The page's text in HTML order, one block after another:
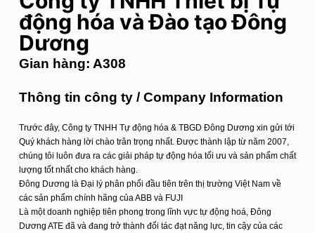
n
g
động hóa và Đào tạo Đông
Dương
Gian hàng: A308
Thông tin công ty / Company Information
Trước đây, Công ty TNHH Tự động hóa & TBGD Đông Dương xin gửi tới
Quý khách hàng lời chào trân trọng nhất. Được thành lập từ năm 2007,
chúng tôi luôn đưa ra các giải pháp tự động hóa tối ưu và sản phẩm chất
lượng tốt nhất cho khách hàng.
Đông Dương là Đại lý phân phối đầu tiên trên thị trường Việt Nam về
các sản phẩm chính hãng của ABB và FUJI
Là một doanh nghiệp tiên phong trong lĩnh vực tự động hoá, Đông
Dương ATE đã và đang trở thành đối tác đạt năng lực, tin cậy của các